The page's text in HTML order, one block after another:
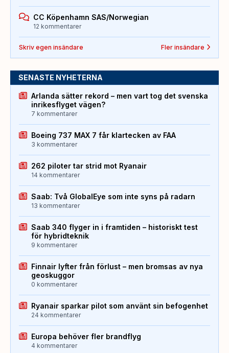
CC Köpenhamn SAS/Norwegian
12 kommentarer
Skriv egen insändare Fler insändare
SENASTE NYHETERNA
Arlanda sätter rekord – men vart tog det svenska
inrikesflyget vägen?
7 kommentarer
Boeing 737 MAX 7 får klartecken av FAA
3 kommentarer
262 piloter tar strid mot Ryanair
14 kommentarer
Saab: Två GlobalEye som inte syns på radarn
13 kommentarer
Saab 340 flyger in i framtiden – historiskt test
för hybridteknik
9 kommentarer
Finnair lyfter från förlust – men bromsas av nya
geoskuggor
0 kommentarer
Ryanair sparkar pilot som använt sin befogenhet
24 kommentarer
Europa behöver fler brandflyg
4 kommentarer